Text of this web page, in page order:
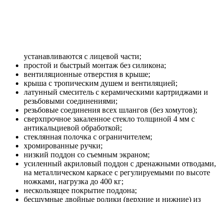
устанавливаются с лицевой части;
простой и быстрый монтаж без силикона;
вентиляционные отверстия в крыше;
крыша с тропическим душем и вентиляцией;
латунный смеситель с керамическими картриджами и
резьбовыми соединениями;
резьбовые соединения всех шлангов (без хомутов);
сверхпрочное закаленное стекло толщиной 4 мм с
антикальциевой обработкой;
стеклянная полочка с ограничителем;
хромированные ручки;
низкий поддон со съемным экраном;
усиленный акриловый поддон с дренажными отводами,
на металлическом каркасе с регулируемыми по высоте
ножками, нагрузка до 400 кг;
нескользящее покрытие поддона;
бесшумные двойные ролики (верхние и нижние) из